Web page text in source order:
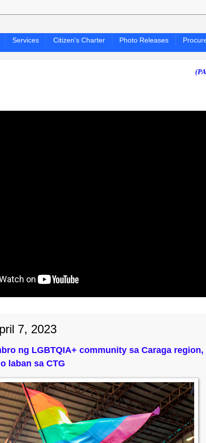
Services Citizen's Charter Photo Releases
(PAGASA
7, 2023
ng LGBTQIA+ community sa Caraga
laban sa CTG